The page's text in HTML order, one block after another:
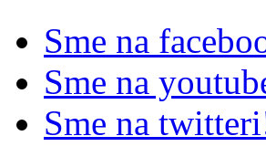
Sme na
Sme na
Sme na